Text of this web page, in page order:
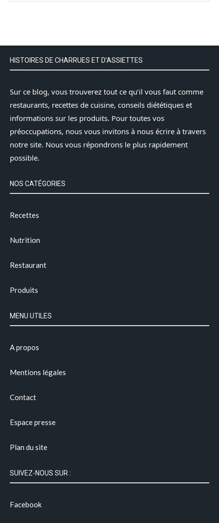
HISTOIRES DE CHARRUES ET D’ASSIETTES
Sur ce blog, vous trouverez tout ce qu’il vous faut comme
restaurants, recettes de cuisine, conseils diététiques et
informations sur les produits. Pour toutes vos
préoccupations, nous vous invitons à nous écrire à travers
notre site. Nous vous répondrons le plus rapidement
possible.
NOS CATÉGORIES
Recettes
Nutrition
Restaurant
Produits
MENU UTILES
A propos
Mentions légales
Contact
Espace presse
Plan du site
SUIVEZ-NOUS SUR :
Facebook